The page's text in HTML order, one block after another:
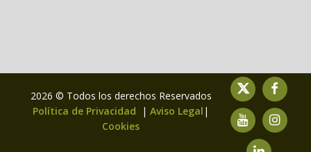
2026 © Todos los derechos Reservados
Política de Privacidad
| Aviso Legal |
Cookies